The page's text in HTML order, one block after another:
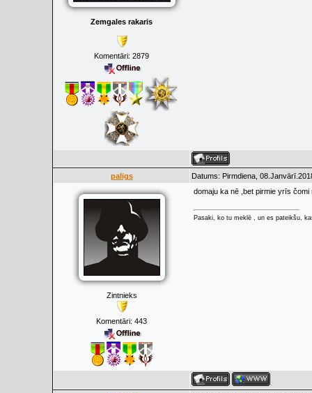
Zemgales rakaris
Komentāri: 2879
paligs Datums: Pirmdiena,
Zintnieks
Komentāri: 443
domaju ka nē ,bet pirmie yrīs čomi
Pasaki, ko tu meklē , un es pateikšu,